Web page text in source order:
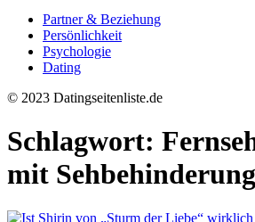
Partner & Beziehung
Persönlichkeit
Psychologie
Dating
© 2023 Datingseitenliste.de
Schlagwort:
mit